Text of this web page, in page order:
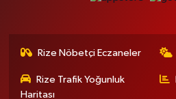
Rize Nöbetçi Eczaneler
Rize Trafik Yoğunluk
Haritası